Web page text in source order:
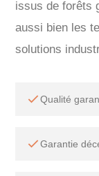
issus de forêts
aussi bien les
solutions
Qualité
Garantie